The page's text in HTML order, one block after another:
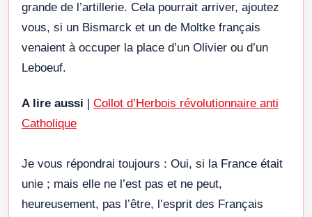
grande de l’artillerie. Cela pourrait arriver, ajoutez
vous, si un Bismarck et un de Moltke français
venaient à occuper la place d’un Olivier ou d’un
Leboeuf.
A lire aussi | Collot d’Herbois révolutionnaire anti
Catholique
Je vous répondrai toujours : Oui, si la France était
unie ; mais elle ne l’est pas et ne peut,
heureusement, pas l’être, l’esprit des Français